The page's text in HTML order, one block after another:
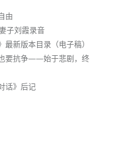
由
子刘霞录音
新版本目录（电子稿）
要抗争——始于悲剧，终
话》后记